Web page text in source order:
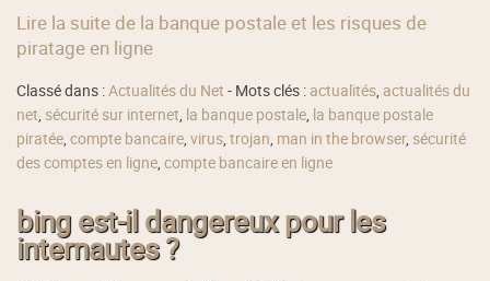
Lire la suite de la banque postale et les risques de
piratage en ligne
Classé dans :Actualités du Net - Mots clés : actualités, actualités du
net, sécurité sur internet, la banque postale, la banque postale
piratée,compte bancaire,virus,trojan, man in the browser, sécurité
des comptes en ligne,compte bancaire en ligne
bing est-il dangereux pour les
internautes ?